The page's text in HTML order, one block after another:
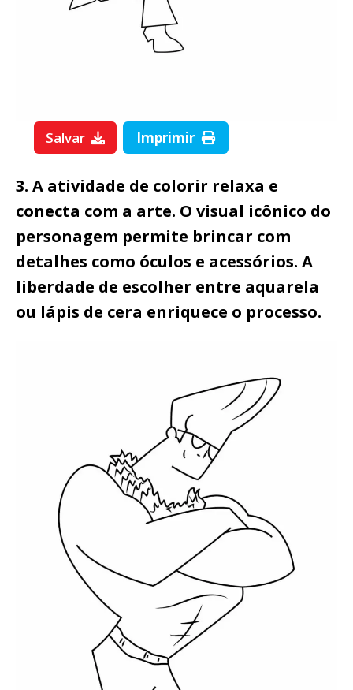
Salvar Imprimir
3. A atividade de colorir relaxa e
conecta com a arte. O visual icônico do
personagem permite brincar com
detalhes como óculos e acessórios. A
liberdade de escolher entre aquarela
ou lápis de cera enriquece o processo.